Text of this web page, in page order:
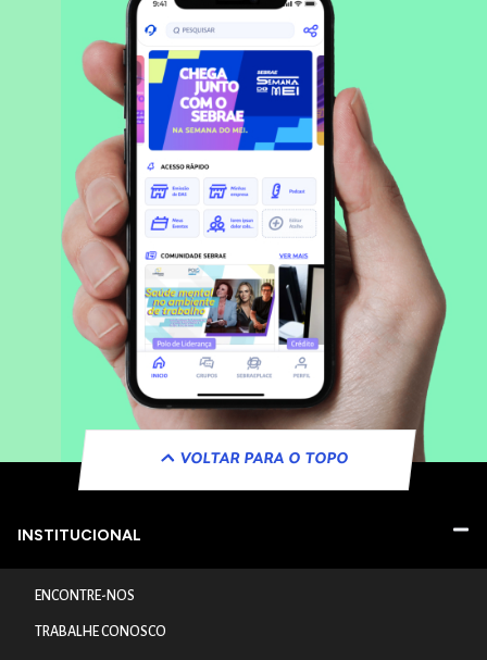
VOLTAR PARA O TOPO
INSTITUCIONAL
ENCONTRE-NOS
TRABALHE CONOSCO